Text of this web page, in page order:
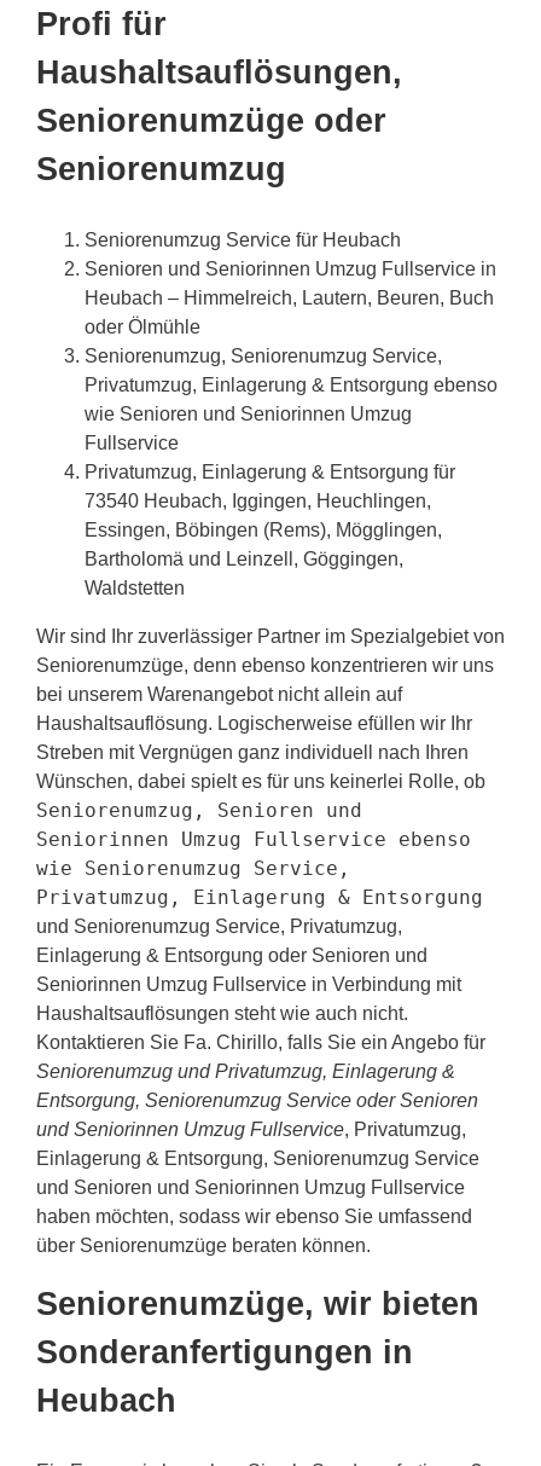
Profi für
Haushaltsauflösungen,
Seniorenumzüge oder
Seniorenumzug
Seniorenumzug Service für Heubach
Senioren und Seniorinnen Umzug Fullservice in
Heubach – Himmelreich, Lautern, Beuren, Buch
oder Ölmühle
Seniorenumzug, Seniorenumzug Service,
Privatumzug, Einlagerung & Entsorgung ebenso
wie Senioren und Seniorinnen Umzug
Fullservice
Privatumzug, Einlagerung & Entsorgung für
73540 Heubach, Iggingen, Heuchlingen,
Essingen, Böbingen (Rems), Mögglingen,
Bartholomä und Leinzell, Göggingen,
Waldstetten
Wir sind Ihr zuverlässiger Partner im Spezialgebiet von
Seniorenumzüge, denn ebenso konzentrieren wir uns
bei unserem Warenangebot nicht allein auf
Haushaltsauflösung. Logischerweise efüllen wir Ihr
Streben mit Vergnügen ganz individuell nach Ihren
Wünschen, dabei spielt es für uns keinerlei Rolle, ob
Seniorenumzug, Senioren und
Seniorinnen Umzug Fullservice ebenso
wie Seniorenumzug Service,
Privatumzug, Einlagerung & Entsorgung
und Seniorenumzug Service, Privatumzug,
Einlagerung & Entsorgung oder Senioren und
Seniorinnen Umzug Fullservice in Verbindung mit
Haushaltsauflösungen steht wie auch nicht.
Kontaktieren Sie Fa. Chirillo, falls Sie ein Angebo für
Seniorenumzug und Privatumzug, Einlagerung &
Entsorgung, Seniorenumzug Service oder Senioren
und Seniorinnen Umzug Fullservice, Privatumzug,
Einlagerung & Entsorgung, Seniorenumzug Service
und Senioren und Seniorinnen Umzug Fullservice
haben möchten, sodass wir ebenso Sie umfassend
über Seniorenumzüge beraten können.
Seniorenumzüge, wir bieten
Sonderanfertigungen in
Heubach